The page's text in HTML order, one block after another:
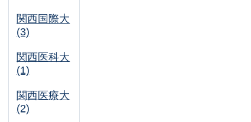
関西国際大
(3)
関西医科大
(1)
関西医療大
(2)